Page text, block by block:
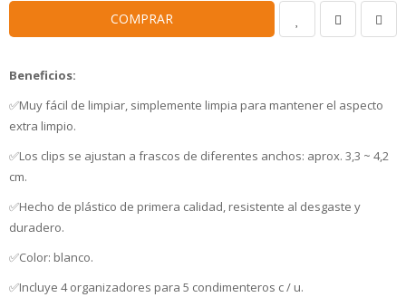
COMPRAR
Beneficios:
✅Muy fácil de limpiar, simplemente limpia para mantener el aspecto
extra limpio.
✅Los clips se ajustan a frascos de diferentes anchos: aprox. 3,3 ~ 4,2
cm.
✅Hecho de plástico de primera calidad, resistente al desgaste y
duradero.
✅Color: blanco.
✅Incluye 4 organizadores para 5 condimenteros c / u.